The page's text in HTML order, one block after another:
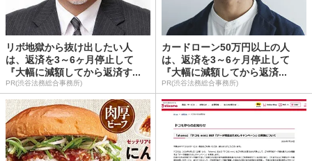
リボ地獄から抜け出したい人
は、返済を3～6ヶ月停止して
『大幅に減額してから返済す...
PR(渋谷法務総合事務所)
カードローン50万円以上の人
は、返済を3～6ヶ月停止して
『大幅に減額してから返済...
PR(渋谷法務総合事務所)